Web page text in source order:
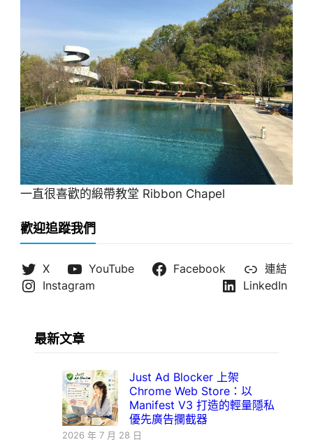
一直很喜歡的緞帶教堂 Ribbon Chapel
歡迎追蹤我們
X YouTube Facebook
連結
Instagram
LinkedIn
最新文章
Just Ad Blocker 上架
Chrome Web Store：以
Manifest V3 打造的輕量隱私
優先廣告攔截器
2026 年 7 月 28 日